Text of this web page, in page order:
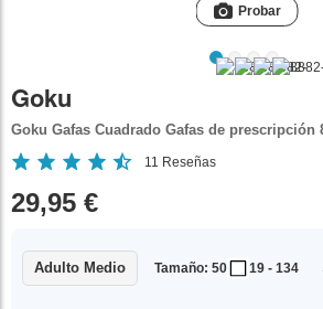
Probar
Goku
Goku Gafas Cuadrado Gafas de prescripción
11 Reseñas
29,95 €
Adulto Medio Tamaño: 50 19 - 134